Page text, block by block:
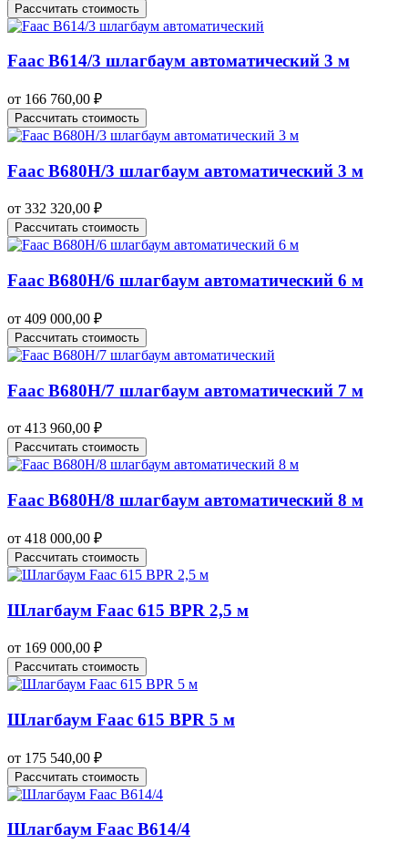
Рассчитать стоимость
Faac B614/3 шлагбаум автоматический 3 м
от 166 760,00 ₽
Рассчитать стоимость
Faac B680H/3 шлагбаум автоматический 3 м
от 332 320,00 ₽
Рассчитать стоимость
Faac B680H/6 шлагбаум автоматический 6 м
от 409 000,00 ₽
Рассчитать стоимость
Faac B680H/7 шлагбаум автоматический 7 м
от 413 960,00 ₽
Рассчитать стоимость
Faac B680H/8 шлагбаум автоматический 8 м
от 418 000,00 ₽
Рассчитать стоимость
Шлагбаум Faac 615 BPR 2,5 м
от 169 000,00 ₽
Рассчитать стоимость
Шлагбаум Faac 615 BPR 5 м
от 175 540,00 ₽
Рассчитать стоимость
Шлагбаум Faac B614/4